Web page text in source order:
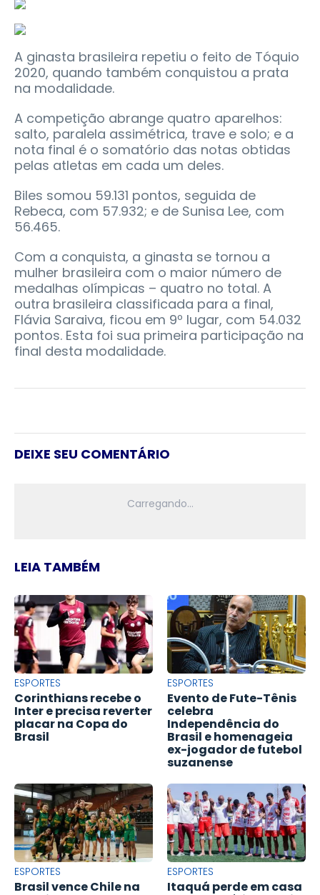
A ginasta brasileira repetiu o feito de Tóquio
2020, quando também conquistou a prata
na modalidade.
A competição abrange quatro aparelhos:
salto, paralela assimétrica, trave e solo; e a
nota final é o somatório das notas obtidas
pelas atletas em cada um deles.
Biles somou 59.131 pontos, seguida de
Rebeca, com 57.932; e de Sunisa Lee, com
56.465.
Com a conquista, a ginasta se tornou a
mulher brasileira com o maior número de
medalhas olímpicas – quatro no total. A
outra brasileira classificada para a final,
Flávia Saraiva, ficou em 9º lugar, com 54.032
pontos. Esta foi sua primeira participação na
final desta modalidade.
DEIXE SEU COMENTÁRIO
LEIA TAMBÉM
ESPORTES
Corinthians recebe o
Inter e precisa reverter
placar na Copa do
Brasil
ESPORTES
Evento de Fute-Tênis
celebra
Independência do
Brasil e homenageia
ex-jogador de futebol
suzanense
ESPORTES
Brasil vence Chile na
ESPORTES
Itaquá perde em casa